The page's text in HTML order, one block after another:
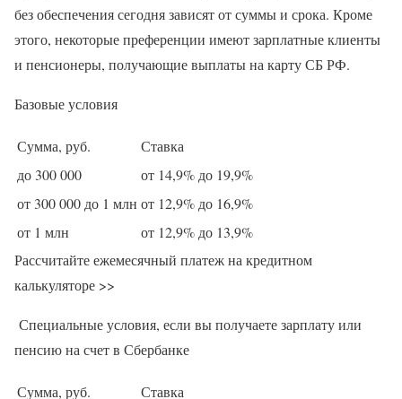
без обеспечения сегодня зависят от суммы и срока. Кроме
этого, некоторые преференции имеют зарплатные клиенты
и пенсионеры, получающие выплаты на карту СБ РФ.
Базовые условия
Сумма, руб.
Ставка
до 300 000
от 14,9% до 19,9%
от 300 000 до 1 млн от 12,9% до 16,9%
от 1 млн
от 12,9% до 13,9%
Рассчитайте ежемесячный платеж на кредитном
калькуляторе >>
Специальные условия, если вы получаете зарплату или
пенсию на счет в Сбербанке
Сумма, руб.
Ставка